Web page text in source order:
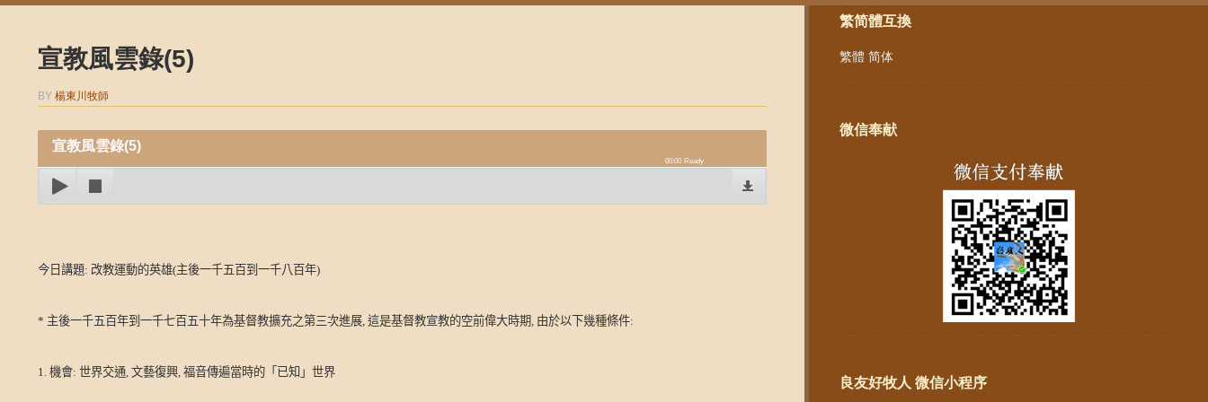
宣教風雲錄(5)
BY 楊東川牧師
宣教風雲錄(5)
00:00 Ready
今日講題: 改教運動的英雄(主後一千五百到一千八百年)
* 主後一千五百年到一千七百五十年為基督教擴充之第三次進展, 這是基督教宣教的空前偉大時期, 由於以下幾種條件:
1. 機會: 世界交通, 文藝復興, 福音傳遍當時的「已知」世界
繁简體互換
繁體 简体
微信奉献
良友好牧人 微信小程序